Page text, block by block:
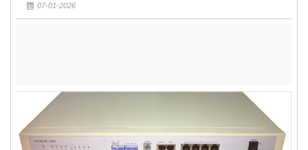
07-01-2026